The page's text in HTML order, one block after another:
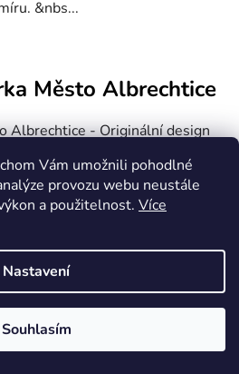
Vám umožnili pohodlné
provozu webu neustále
a použitelnost. Více
Nastavení
Souhlasím
&nbs...
Město Albrechtice
Albrechtice - Originální design
Město Albrechtice pro byty,
Luxusní povrchy s imitací oceli,
Nový Jičín
- Originální design interiéru.
pro byty, domy i komerční